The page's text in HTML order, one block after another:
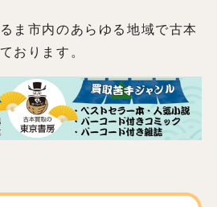
ま市内のあらゆる地域で古本
おります。